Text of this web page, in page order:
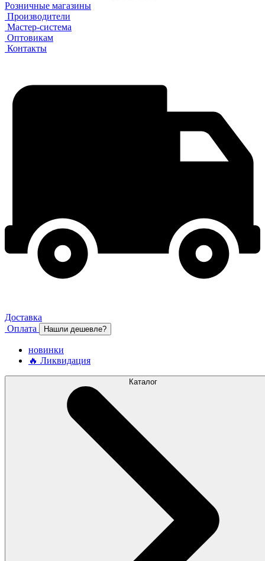
Розничные магазины
Производители
Мастер-система
Оптовикам
Контакты
Доставка
Оплата
Нашли дешевле?
новинки
🔥 Ликвидация
Каталог